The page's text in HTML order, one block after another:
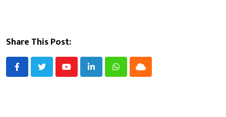
Share This Post:
YoutubeLinkedInWhatsappCloud